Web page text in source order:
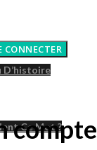
D’histoire
Ce Mot ?
CONNECTER
compte